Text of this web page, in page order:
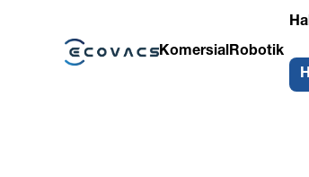
KomersialRobotik